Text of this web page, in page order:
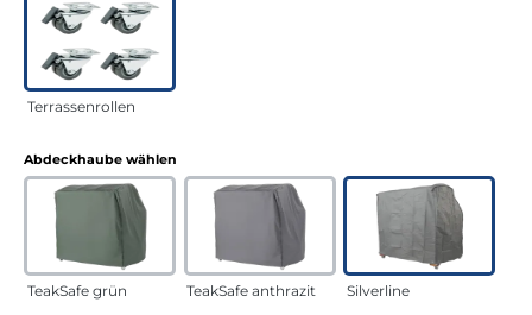
Terrassenrollen
Abdeckhaube wählen
TeakSafe grün TeakSafe anthrazit Silverline